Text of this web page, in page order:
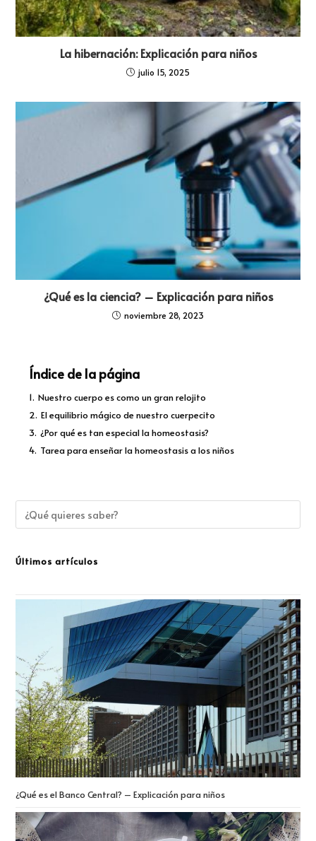
La hibernación: Explicación para niños
julio 15, 2025
¿Qué es la ciencia? – Explicación para niños
noviembre 28, 2023
Índice de la página
1. Nuestro cuerpo es como un gran relojito
2. El equilibrio mágico de nuestro cuerpecito
3. ¿Por qué es tan especial la homeostasis?
4. Tarea para enseñar la homeostasis a los niños
Últimos artículos
¿Qué es el Banco Central? – Explicación para niños